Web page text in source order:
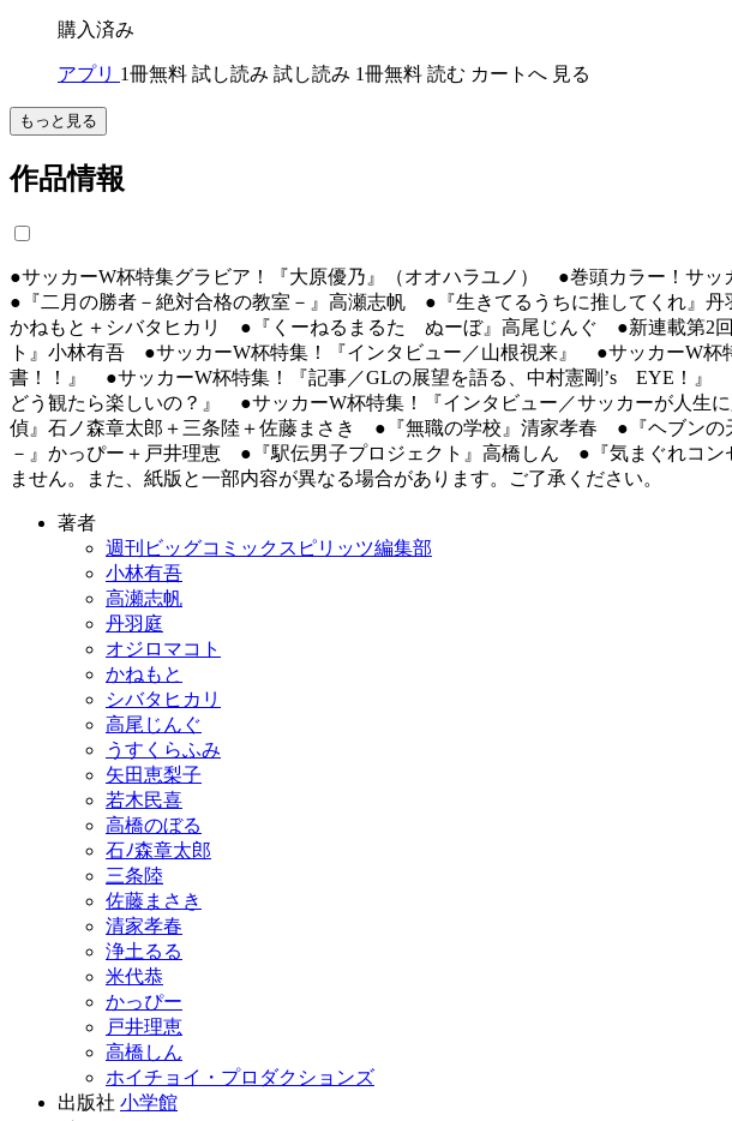
購入済み
アプリ 1冊無料 試し読み 試し読み 1冊無料 読む カートへ 見る
もっと見る
作品情報
●サッカーW杯特集グラビア！『大原優乃』（オオハラユノ） ●巻頭カラー！サ
●『二月の勝者－絶対合格の教室－』高瀬志帆 ●『生きてるうちに推してくれ』
かねもと＋シバタヒカリ ●『くーねるまるた ぬーぼ』高尾じんぐ ●新連載第2
ト』小林有吾 ●サッカーW杯特集！『インタビュー／山根視来』 ●サッカーW
書！！』 ●サッカーW杯特集！『記事／GLの展望を語る、中村憲剛’s EYE！
どう観たら楽しいの？』 ●サッカーW杯特集！『インタビュー／サッカーが人
偵』石ノ森章太郎＋三条陸＋佐藤まさき ●『無職の学校』清家孝春 ●『ヘブン
－』かっぴー＋戸井理恵 ●『駅伝男子プロジェクト』高橋しん ●『気まぐれコ
ません。また、紙版と一部内容が異なる場合があります。ご了承ください。
著者
週刊ビッグコミックスピリッツ編集部
小林有吾
高瀬志帆
丹羽庭
オジロマコト
かねもと
シバタヒカリ
高尾じんぐ
うすくらふみ
矢田恵梨子
若木民喜
高橋のぼる
石ﾉ森章太郎
三条陸
佐藤まさき
清家孝春
浄土るる
米代恭
かっぴー
戸井理恵
高橋しん
ホイチョイ・プロダクションズ
出版社 小学館